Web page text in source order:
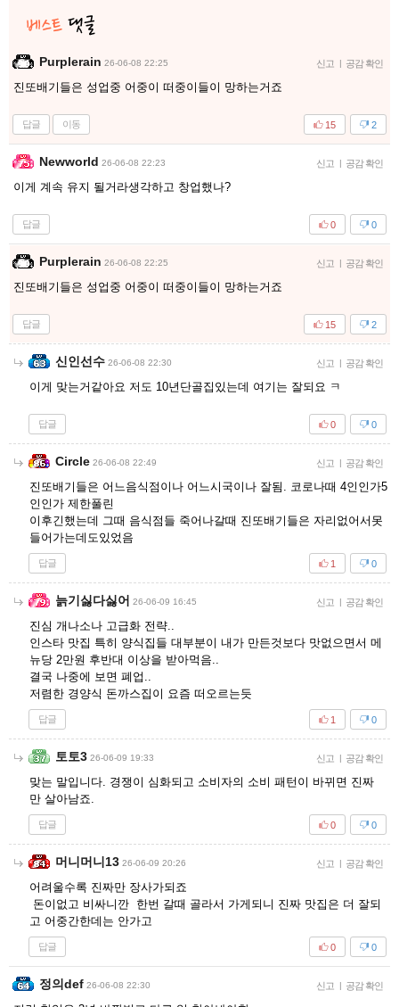
Purplerain 26-06-08 22:25 신고 공감 확인
진또배기들은 성업중 어중이 떠중이들이 망하는거죠
답글 이동 2
15
Newworld 26-06-08 22:23 신고 공감 확인
이게 계속 유지 될거라생각하고 창업했나?
답글 0
0
Purplerain 26-06-08 22:25 신고 공감 확인
진또배기들은 성업중 어중이 떠중이들이 망하는거죠
답글 2
15
신인선수 26-06-08 22:30 신고 공감 확인
이게 맞는거같아요 저도 10년단골집있는데 여기는 잘되요 ㅋ
답글 0
0
Circle 26-06-08 22:49 신고 공감 확인
진또배기들은 어느음식점이나 어느시국이나 잘됨. 코로나때 4인인가5
인인가 제한풀린
이후긴했는데 그때 음식점들 죽어나갈때 진또배기들은 자리없어서못
들어가는데도있었음
답글 0
1
늙기싫다싫어 26-06-09 16:45 신고 공감 확인
진심 개나소나 고급화 전략..
인스타 맛집 특히 양식집들 대부분이 내가 만든것보다 맛없으면서 메
뉴당 2만원 후반대 이상을 받아먹음..
결국 나중에 보면 폐업..
저렴한 경양식 돈까스집이 요즘 떠오르는듯
답글 0
1
토토3 26-06-09 19:33 신고 공감 확인
맞는 말입니다. 경쟁이 심화되고 소비자의 소비 패턴이 바뀌면 진짜
만 살아남죠.
답글 0
0
머니머니13 26-06-09 20:26 신고 공감 확인
어려울수록 진짜만 장사가되죠
돈이없고 비싸니깐 한번 갈때 골라서 가게되니 진짜 맛집은 더 잘되
고 어중간한데는 안가고
답글 0
0
정의def 26-06-08 22:30 신고 공감 확인